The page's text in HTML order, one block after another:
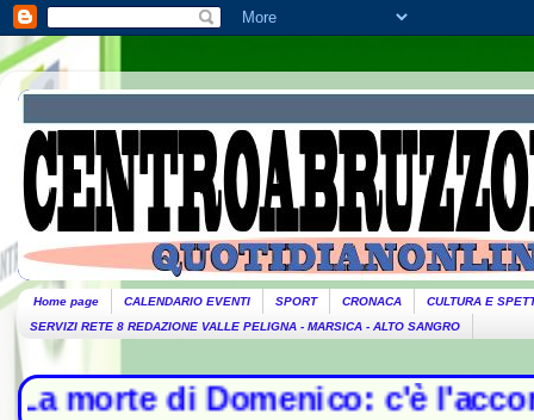
Home page CALENDARIO EVENTI SPORT CRONACA
CULTURA E
SERVIZI RETE 8 REDAZIONE VALLE PELIGNA - MARSICA - ALTO SANGRO
Domenico: c'è l'accordo per il